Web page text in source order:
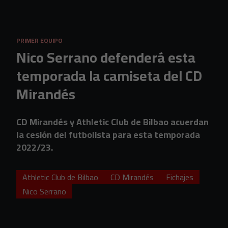
PRIMER EQUIPO
Nico Serrano defenderá esta
temporada la camiseta del CD
Mirandés
CD Mirandés y Athletic Club de Bilbao acuerdan
la cesión del futbolista para esta temporada
2022/23.
Athletic Club de Bilbao CD Mirandés
Fichajes
Nico Serrano